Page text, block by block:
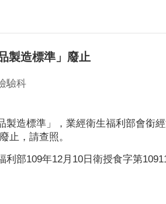
製造標準」廢止
驗科
製造標準」，業經衛生福利部會銜
止，請查照。
利部109年12月10日衛授食字第